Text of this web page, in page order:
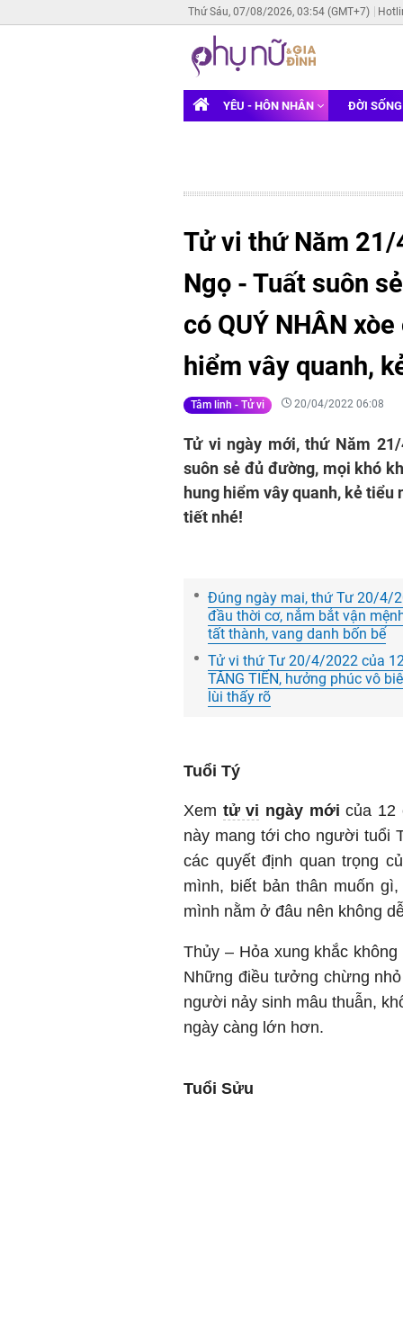
Thứ Sáu, 07/08/2026, 03:54 (GMT+7)
YÊU - HÔN NHÂN ĐỜI
Tử vi thứ Năm
Ngọ - Tuất suôn
có QUÝ NHÂN
hiểm vây quanh,
Tâm linh - Tử vi 20/04/2022 06:08
Tử vi ngày mới, thứ Năm
suôn sẻ đủ đường, mọi khó
hung hiểm vây quanh, kẻ
tiết nhé!
Đúng ngày mai, thứ Tư 20/4/
đầu thời cơ, nắm bắt vận
tất thành, vang danh bốn bể
Tử vi thứ Tư 20/4/2022 của
TĂNG TIẾN, hưởng phúc vô
lùi thấy rõ
Tuổi Tý
Xem tử vi ngày mới của 12
này mang tới cho người tuổi
các quyết định quan trọng
mình, biết bản thân muốn
mình nằm ở đâu nên không
Thủy – Hỏa xung khắc
Những điều tưởng chừng
người nảy sinh mâu thuẫn,
ngày càng lớn hơn.
Tuổi Sửu